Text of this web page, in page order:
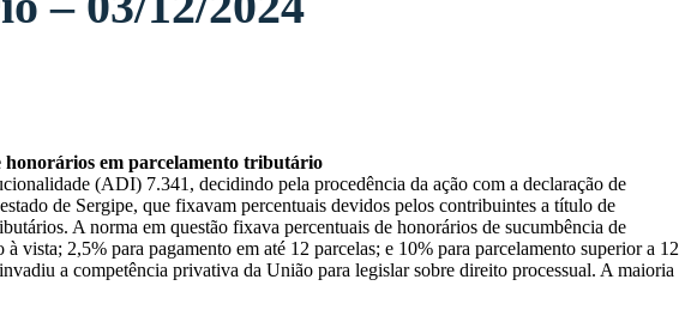
honorários em parcelamento tributário
(ADI) 7.341, decidindo pela procedência da ação com a declaração de
de Sergipe, que fixavam percentuais devidos pelos contribuintes a título de
A norma em questão fixava percentuais de honorários de sucumbência de
vista; 2,5% para pagamento em até 12 parcelas; e 10% para parcelamento superior a 12
a competência privativa da União para legislar sobre direito processual. A maioria